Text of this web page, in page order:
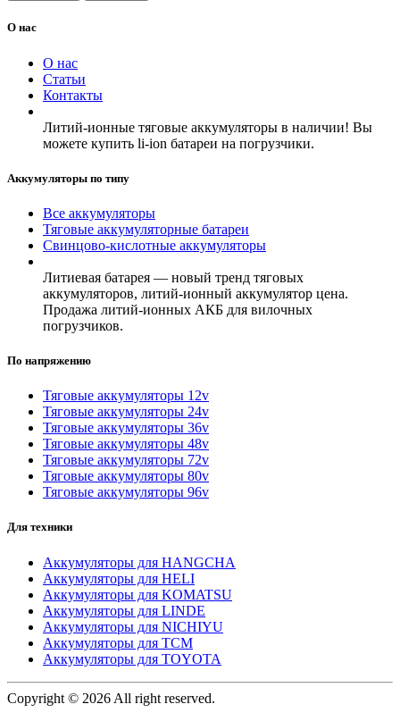
О нас
О нас
Статьи
Контакты
Литий-ионные тяговые аккумуляторы в наличии! Вы
можете купить li-ion батареи на погрузчики.
Аккумуляторы по типу
Все аккумуляторы
Тяговые аккумуляторные батареи
Свинцово-кислотные аккумуляторы
Литиевая батарея — новый тренд тяговых
аккумуляторов, литий-ионный аккумулятор цена.
Продажа литий-ионных АКБ для вилочных
погрузчиков.
По напряжению
Тяговые аккумуляторы 12v
Тяговые аккумуляторы 24v
Тяговые аккумуляторы 36v
Тяговые аккумуляторы 48v
Тяговые аккумуляторы 72v
Тяговые аккумуляторы 80v
Тяговые аккумуляторы 96v
Для техники
Аккумуляторы для HANGCHA
Аккумуляторы для HELI
Аккумуляторы для KOMATSU
Аккумуляторы для LINDE
Аккумуляторы для NICHIYU
Аккумуляторы для TCM
Аккумуляторы для TOYOTA
Copyright © 2026 All right reserved.